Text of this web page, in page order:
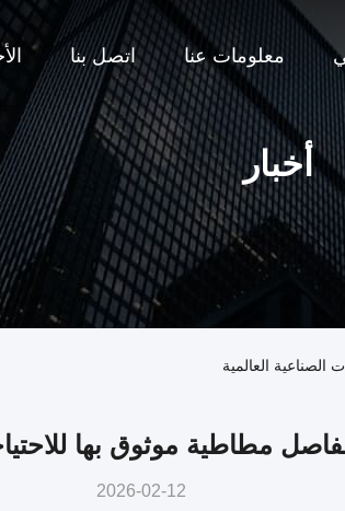
معلومات عنا اتصل بنا
أخبار
العالمية
مطاطية موثوق بها
2026-02-12